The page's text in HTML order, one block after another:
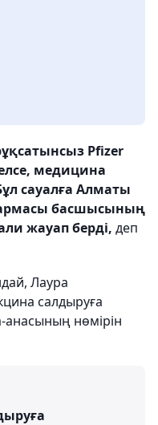
Pfizer
медицина
сауалға Алматы
басшысының
жауап берді, деп
Лаура
салдыруға
анасының нөмірін